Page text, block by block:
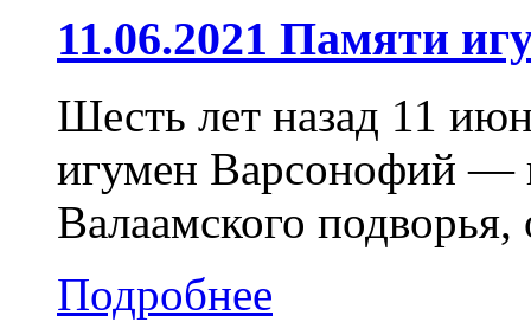
11.06.2021 Памяти
Шесть лет назад 11
игумен Варсонофий —
Валаамского
Подробнее